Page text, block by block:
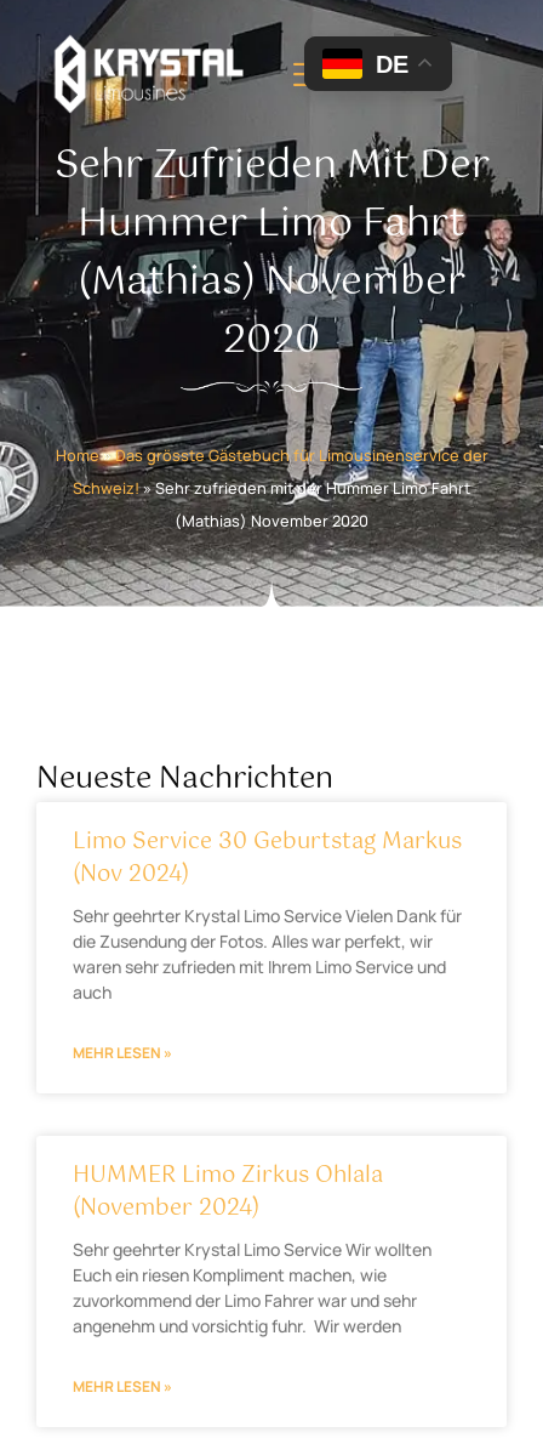
Sehr Zufrieden Mit Der
Hummer Limo Fahrt
(Mathias) November
2020
Home»Das grösste Gästebuch für Limousinenservice der
Schweiz!»Sehr zufrieden mit der Hummer Limo Fahrt
(Mathias) November 2020
Neueste Nachrichten
Limo Service 30 Geburtstag Markus
(Nov 2024)
Sehr geehrter Krystal Limo Service Vielen Dank für
die Zusendung der Fotos. Alles war perfekt, wir
waren sehr zufrieden mit Ihrem Limo Service und
auch
MEHR LESEN »
HUMMER Limo Zirkus Ohlala
(November 2024)
Sehr geehrter Krystal Limo Service Wir wollten
Euch ein riesen Kompliment machen, wie
zuvorkommend der Limo Fahrer war und sehr
angenehm und vorsichtig fuhr. Wir werden
MEHR LESEN »
DE